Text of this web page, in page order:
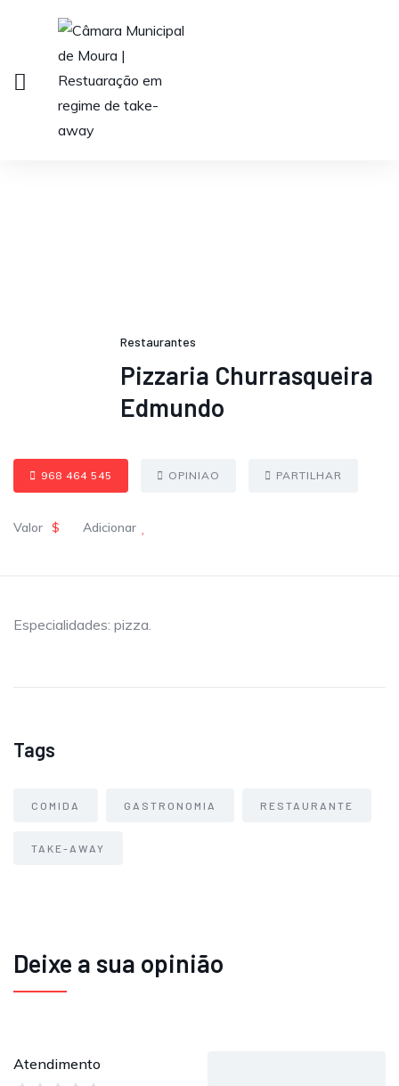
Restaurantes
Pizzaria Churrasqueira
Edmundo
968 464 545 OPINIAO PARTILHAR
Valor $ Adicionar
Especialidades: pizza.
Tags
COMIDA GASTRONOMIA RESTAURANTE
TAKE-AWAY
Deixe a sua opinião
Atendimento